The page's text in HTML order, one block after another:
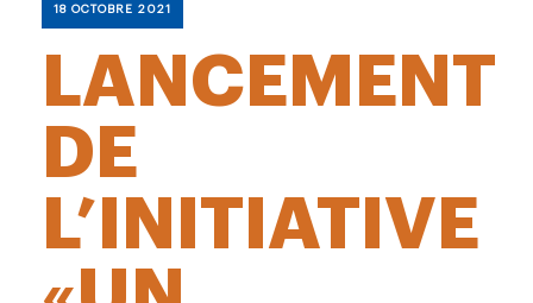
18 OCTOBRE 2021
LANCEMENT
DE
L’INITIATIVE